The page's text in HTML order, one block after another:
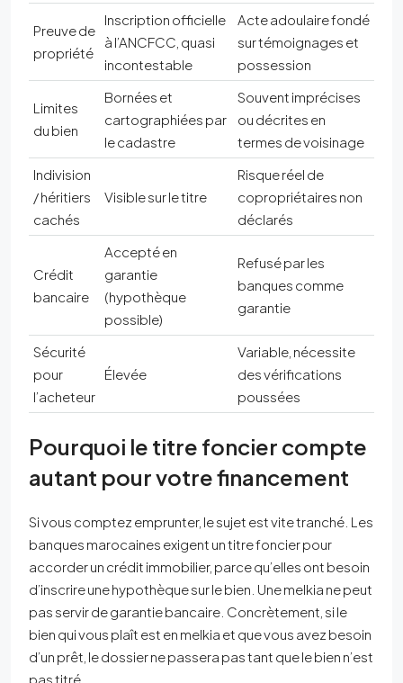
Preuve de
propriété
Inscription officielle
à l’ANCFCC, quasi
incontestable
Acte adoulaire fondé
sur témoignages et
possession
Limites
du bien
Bornées et
cartographiées par
le cadastre
Souvent imprécises
ou décrites en
termes de voisinage
Indivision
/ héritiers
cachés
Visible sur le titre
Risque réel de
copropriétaires non
déclarés
Crédit
bancaire
Accepté en
garantie
(hypothèque
possible)
Refusé par les
banques comme
garantie
Sécurité
pour
l’acheteur
Élevée
Variable, nécessite
des vérifications
poussées
Pourquoi le titre foncier compte
autant pour votre financement
Si vous comptez emprunter, le sujet est vite tranché. Les
banques marocaines exigent un titre foncier pour
accorder un crédit immobilier, parce qu’elles ont besoin
d’inscrire une hypothèque sur le bien. Une melkia ne peut
pas servir de garantie bancaire. Concrètement, si le
bien qui vous plaît est en melkia et que vous avez besoin
d’un prêt, le dossier ne passera pas tant que le bien n’est
pas titré.